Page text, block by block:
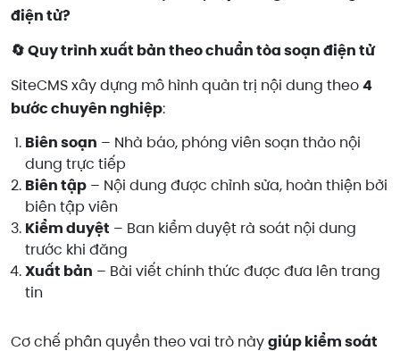
điện tử?
🔄 Quy trình xuất bản theo chuẩn tòa soạn điện tử
SiteCMS xây dựng mô hình quản trị nội dung theo4
bước chuyên nghiệp:
Biên soạn – Nhà báo, phóng viên soạn thảo nội
dung trực tiếp
Biên tập – Nội dung được chỉnh sửa, hoàn thiện bởi
biên tập viên
Kiểm duyệt – Ban kiểm duyệt rà soát nội dung
trước khi đăng
Xuất bản – Bài viết chính thức được đưa lên trang
tin
Cơ chế phân quyền theo vai trò nàygiúp kiểm soát